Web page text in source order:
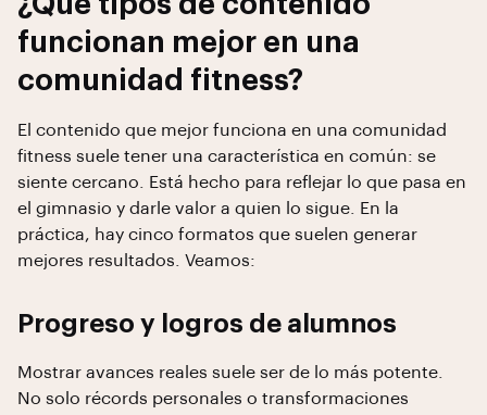
funcionan mejor en una
comunidad fitness?
El contenido que mejor funciona en una comunidad
fitness suele tener una característica en común: se
siente cercano. Está hecho para reflejar lo que pasa en
el gimnasio y darle valor a quien lo sigue. En la
práctica, hay cinco formatos que suelen generar
mejores resultados. Veamos:
Progreso y logros de alumnos
Mostrar avances reales suele ser de lo más potente.
No solo récords personales o transformaciones